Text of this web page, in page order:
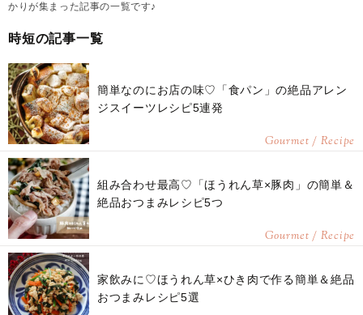
かりが集まった記事の一覧です♪
時短の記事一覧
簡単なのにお店の味♡「食パン」の絶品アレン
ジスイーツレシピ5連発
Gourmet / Recipe
組み合わせ最高♡「ほうれん草×豚肉」の簡単＆
絶品おつまみレシピ5つ
Gourmet / Recipe
家飲みに♡ほうれん草×ひき肉で作る簡単＆絶品
おつまみレシピ5選